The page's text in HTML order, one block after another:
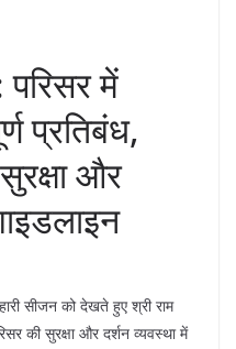
परिसर में
प्रतिबंध,
और
सीजन को देखते हुए श्री राम
की सुरक्षा और दर्शन व्यवस्था में